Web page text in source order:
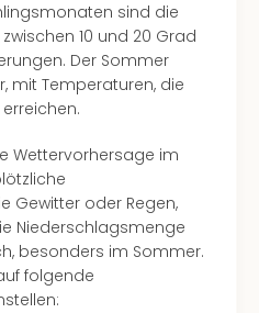
sind die
10 und 20 Grad
Der Sommer
mit Temperaturen, die
Wettervorhersage im
Gewitter oder Regen,
Niederschlagsmenge
besonders im Sommer.
folgende